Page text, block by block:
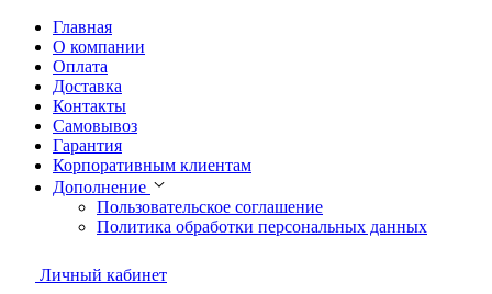
Главная
О компании
Оплата
Доставка
Контакты
Самовывоз
Гарантия
Корпоративным клиентам
Дополнение
Пользовательское соглашение
Политика обработки персональных данных
Личный кабинет